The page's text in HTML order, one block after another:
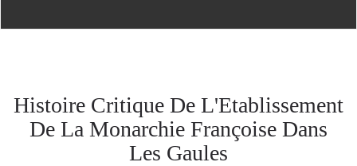
Histoire Critique De L'Etablissement
De La Monarchie Françoise Dans
Les Gaules